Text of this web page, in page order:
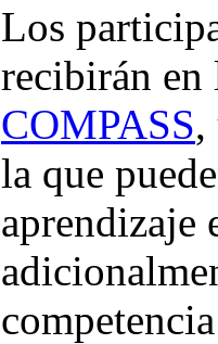
Los
recibirán
COMPASS,
la que
aprendizaje